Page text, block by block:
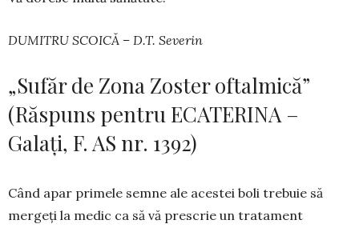
DUMITRU SCOICĂ – D.T. Severin
„Sufăr de Zona Zoster oftalmică”
(Răspuns pentru ECATERINA –
Galați, F. AS nr. 1392)
Când apar primele semne ale acestei boli tre­buie să
mergeți la medic ca să vă prescrie un tra­tament